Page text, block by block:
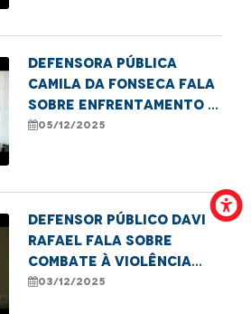
Defensora Pública
Camila da Fonseca fala
sobre enfrentamento à
pornografia infantil
05/12/2025
Defensor Público Davi
Rafael fala sobre
combate à violência
contra crianças e
03/12/2025